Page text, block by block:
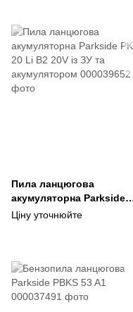
Пила ланцюгова
акумуляторна Parkside
PKSA 20 Li B2 20V із ЗУ та
Ціну уточнюйте